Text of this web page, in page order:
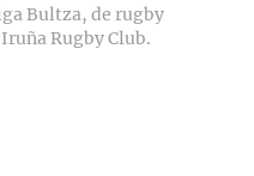
Bultza, de rugby
Rugby Club.